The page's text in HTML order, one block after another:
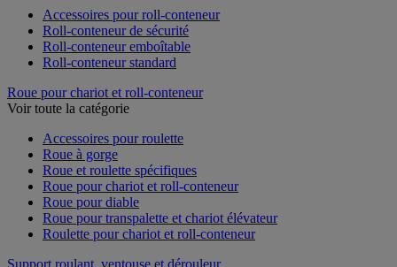
Accessoires pour roll-conteneur
Roll-conteneur de sécurité
Roll-conteneur emboîtable
Roll-conteneur standard
Roue pour chariot et roll-conteneur
Voir toute la catégorie
Accessoires pour roulette
Roue à gorge
Roue et roulette spécifiques
Roue pour chariot et roll-conteneur
Roue pour diable
Roue pour transpalette et chariot élévateur
Roulette pour chariot et roll-conteneur
Support roulant, ventouse et dérouleur